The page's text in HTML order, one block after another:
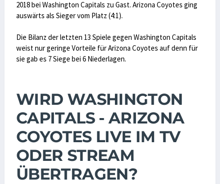
2018 bei Washington Capitals zu Gast. Arizona Coyotes ging
auswärts als Sieger vom Platz (4:1).
Die Bilanz der letzten 13 Spiele gegen Washington Capitals
weist nur geringe Vorteile für Arizona Coyotes auf denn für
sie gab es 7 Siege bei 6 Niederlagen.
WIRD WASHINGTON
CAPITALS - ARIZONA
COYOTES LIVE IM TV
ODER STREAM
ÜBERTRAGEN?